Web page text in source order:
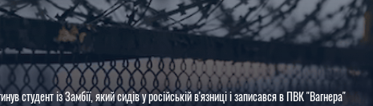
студент із Замбії, який сидів у російській в'язниці і записався в ПВК "Вагнера"